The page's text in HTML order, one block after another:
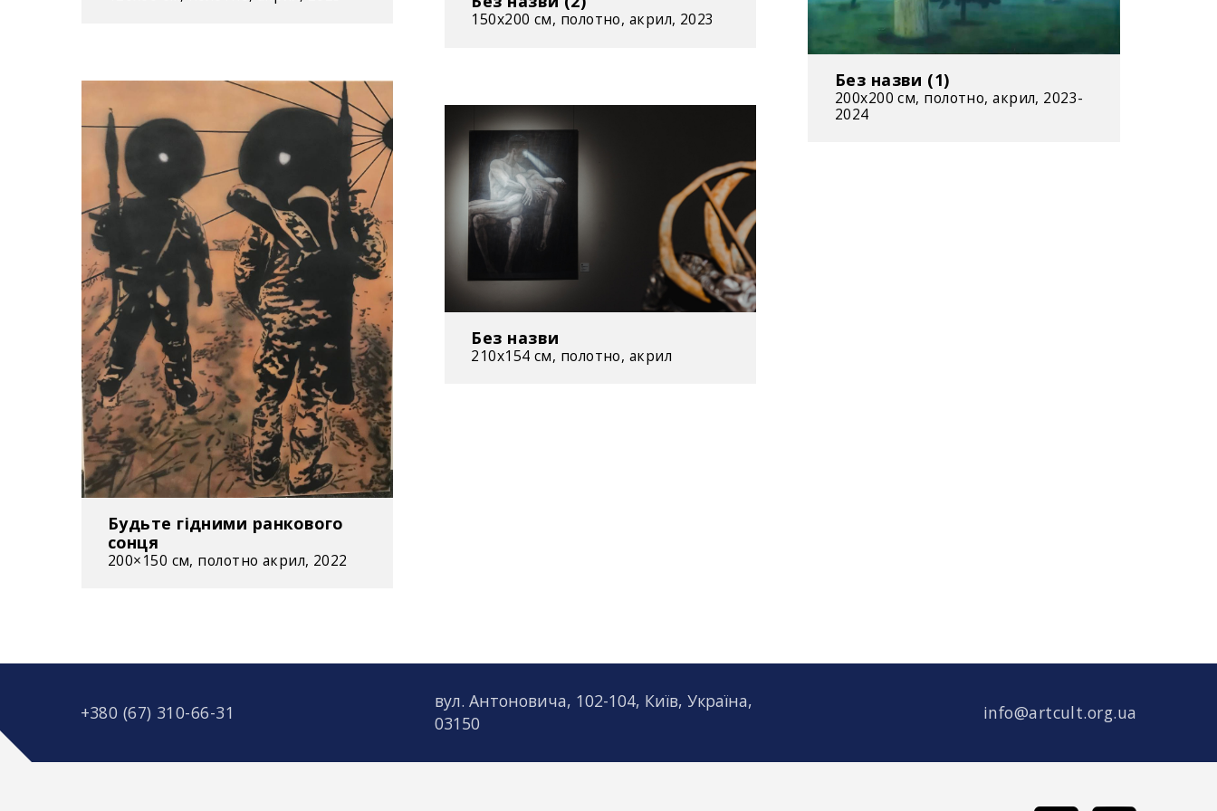
150x200 см, полотно, акрил, 2023
Без назви (1)
200x200 cм, полотно, акрил, 2023-
2024
Будьте гідними ранкового
сонця
200×150 см, полотно акрил, 2022
Без назви
210х154 см, полотно, акрил
+380 (67) 310-66-31
вул. Антоновича, 102-104, Київ, Україна,
03150
info@artcult.org.ua